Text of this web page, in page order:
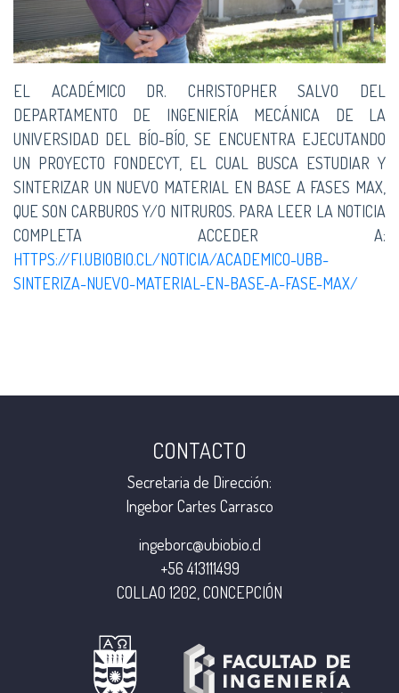
EL ACADÉMICO DR. CHRISTOPHER SALVO DEL
DEPARTAMENTO DE INGENIERÍA MECÁNICA DE LA
UNIVERSIDAD DEL BÍO-BÍO, SE ENCUENTRA EJECUTANDO
UN PROYECTO FONDECYT, EL CUAL BUSCA ESTUDIAR Y
SINTERIZAR UN NUEVO MATERIAL EN BASE A FASES MAX,
QUE SON CARBUROS Y/O NITRUROS. PARA LEER LA NOTICIA
COMPLETA ACCEDER A:
HTTPS://FI.UBIOBIO.CL/NOTICIA/ACADEMICO-UBB-
SINTERIZA-NUEVO-MATERIAL-EN-BASE-A-FASE-MAX/
CONTACTO
Secretaria de Dirección:
Ingebor Cartes Carrasco
ingeborc@ubiobio.cl
+56 413111499
COLLAO 1202, CONCEPCIÓN